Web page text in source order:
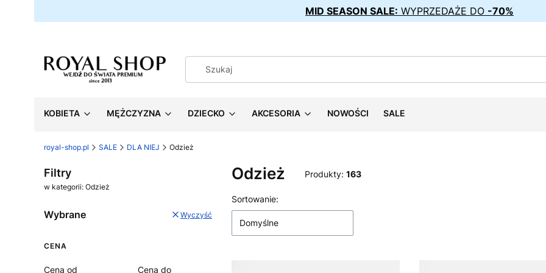
MID SEASON SALE: WYPRZEDAŻE DO -70%
KOBIETA MĘŻCZYZNA DZIECKO AKCESORIA NOWOŚCI SALE
royal-shop.pl SALE DLA NIEJ Odzież
Filtry
w kategorii: Odzież
Wybrane Wyczyść
CENA
Cena od
Cena do
Odzież Produkty: 163
Lista produktów
Sortowanie:
Domyślne